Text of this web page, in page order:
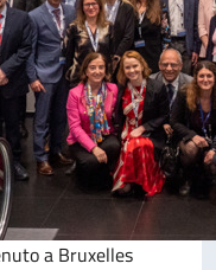
a Bruxelles